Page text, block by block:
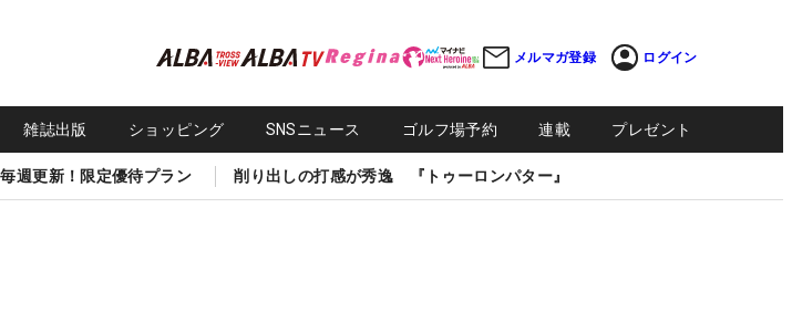
メルマガ登録 ログイン
雑誌出版 ショッピング SNSニュース ゴルフ場予約 連載 プレゼント
週更新！限定優待プラン 削り出しの打感が秀逸 『トゥーロンパター』